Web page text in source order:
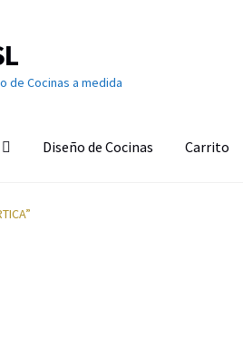
de Cocinas a medida
Diseño de Cocinas Carrito
acondicionado